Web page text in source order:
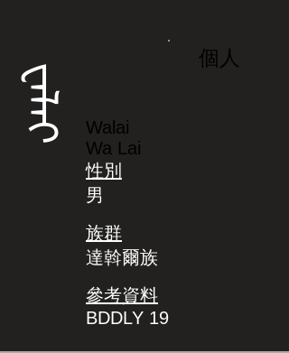
ᠸᠠᠯᠠᡳ
個人
Walai
Wa Lai
性別
男
族群
達斡爾族
參考資料
BDDLY 19